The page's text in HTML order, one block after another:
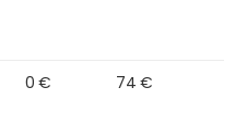
0 € 74 €